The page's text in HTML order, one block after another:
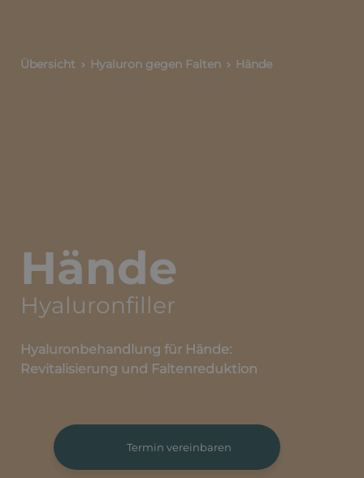
Übersicht Hyaluron gegen Falten Hände
Termin vereinbaren
Hände
Hyaluronbehandlung für Hände:
Revitalisierung und Faltenreduktion
Hyaluronfiller